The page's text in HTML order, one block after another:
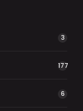
3
177
6